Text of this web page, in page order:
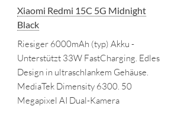
Xiaomi Redmi 15C 5G Midnight
Black
Riesiger 6000mAh (typ) Akku -
Unterstützt 33W FastCharging. Edles
Design in ultraschlankem Gehäuse.
MediaTek Dimensity 6300. 50
Megapixel AI Dual-Kamera